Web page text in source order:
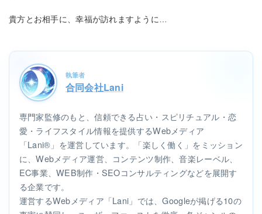
貴方とお相手に、幸福が訪れますように…
執筆者
合同会社Lani
専門家監修のもと、信頼できる占い・スピリチュアル・恋
愛・ライフスタイル情報を提供するWebメディア
「Lani®」を運営しています。「楽しく働く」をミッション
に、Webメディア運営、コンテンツ制作、音楽レーベル、
EC事業、WEB制作・SEOコンサルティングなどを展開す
る企業です。
運営するWebメディア「Lani」では、Googleが掲げる10の